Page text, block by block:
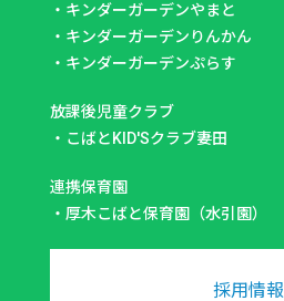
・ キンダーガーデンやまと
・ キンダーガーデンりんかん
・ キンダーガーデンぷらす
放課後児童クラブ
・ こばとKID'Sクラブ妻田
連携保育園
・ 厚木こばと保育園（水引園）
採用情報